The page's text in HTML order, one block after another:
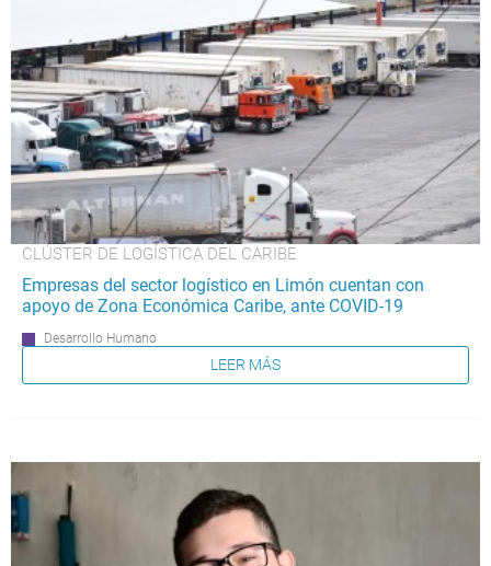
CLÚSTER DE LOGÍSTICA DEL CARIBE
Empresas del sector logístico en Limón cuentan con
apoyo de Zona Económica Caribe, ante COVID-19
Desarrollo Humano
LEER MÁS